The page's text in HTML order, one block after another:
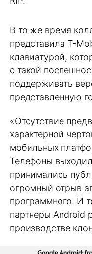
В то же время
представила T-
клавиатурой,
с такой
поддерживать
представленную
«Отсутствие
характерной
мобильных
Телефоны
принимались
огромный отрыв
программного. И
партнеры Android
производстве